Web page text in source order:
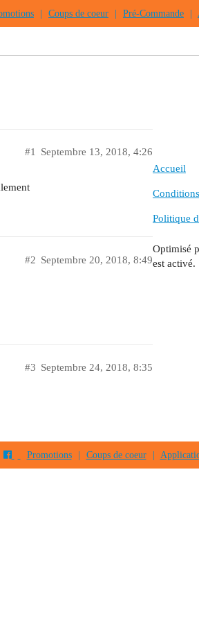
Coups de coeur Pré-Commande
Septembre 13, 2018, 4:26
#1
Septembre 20, 2018, 8:49
#2
Septembre 24, 2018, 8:35
#3
Accueil
Politique
Optimisé
est activé.
Promotions Coups de coeur